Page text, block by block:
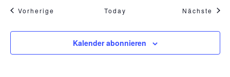
Vorherige VeranstaltungenToday Nächste
Kalender abonnieren